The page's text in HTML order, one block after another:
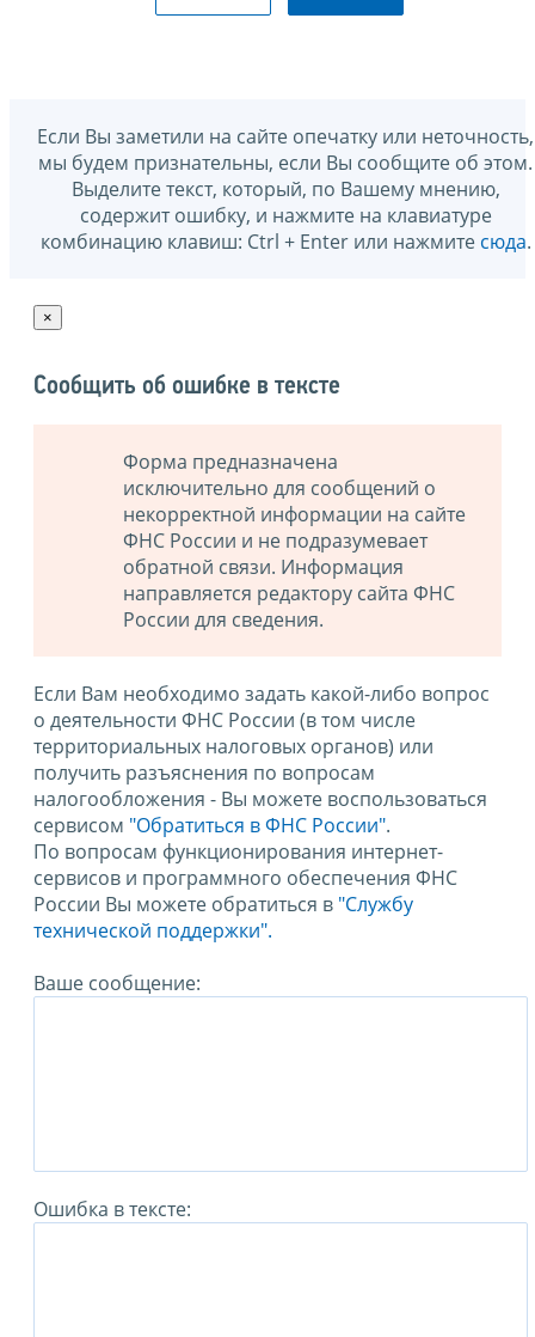
Если Вы заметили на сайте опечатку или неточность,
мы будем признательны, если Вы сообщите об этом.
Выделите текст, который, по Вашему мнению,
содержит ошибку, и нажмите на клавиатуре
комбинацию клавиш: Ctrl + Enter или нажмите сюда.
×
Сообщить об ошибке в тексте
Форма предназначена
исключительно для сообщений о
некорректной информации на сайте
ФНС России и не подразумевает
обратной связи. Информация
направляется редактору сайта ФНС
России для сведения.
Если Вам необходимо задать какой-либо вопрос
о деятельности ФНС России (в том числе
территориальных налоговых органов) или
получить разъяснения по вопросам
налогообложения - Вы можете воспользоваться
сервисом "Обратиться в ФНС России".
По вопросам функционирования интернет-
сервисов и программного обеспечения ФНС
России Вы можете обратиться в "Службу
технической поддержки".
Ваше сообщение:
Ошибка в тексте: